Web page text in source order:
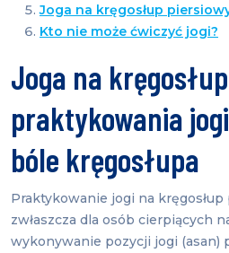
Joga na kręgosłup
Kto nie może ćwiczyć jogi?
Joga na
praktykowania
bóle kręgosłupa
Praktykowanie jogi na
zwłaszcza dla osób cierpiących
wykonywanie pozycji jogi (asan)